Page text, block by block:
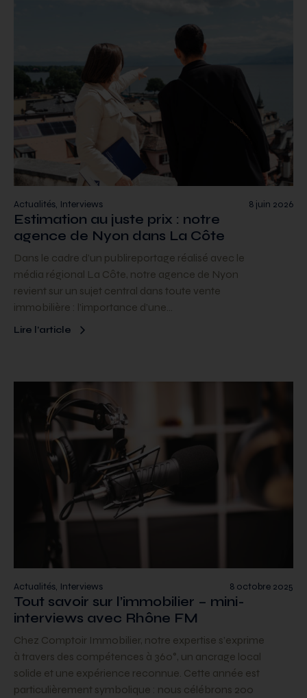
8 juin 2026
Actualités, Interviews
Estimation au juste prix : notre
agence de Nyon dans La Côte
Dans le cadre d’un publireportage réalisé avec le
média régional La Côte, notre agence de Nyon
revient sur un sujet central dans toute vente
immobilière : l’importance d’une…
Lire l’article
8 octobre 2025
Actualités, Interviews
Tout savoir sur l’immobilier – mini-
interviews avec Rhône FM
Chez Comptoir Immobilier, notre expertise s’exprime
à travers des compétences à 360°, un ancrage local
solide et une expérience reconnue. Cette année est
particulièrement symbolique : nous célébrons 200